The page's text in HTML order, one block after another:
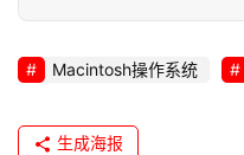
i
u
Macintosh操作系统
生成海报